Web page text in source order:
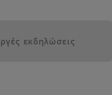
εκδηλώσεις